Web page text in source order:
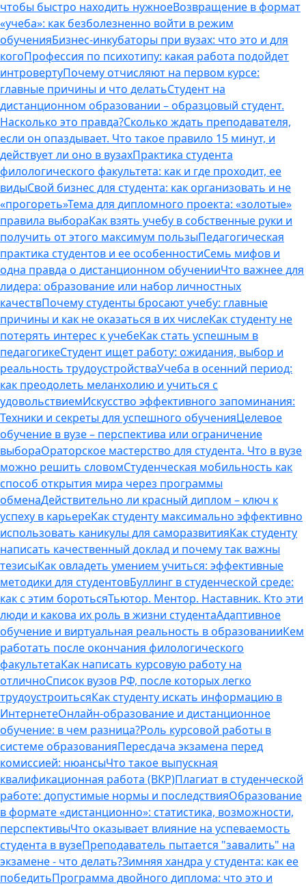
чтобы быстро находить нужноеВозвращение в формат
«учеба»: как безболезненно войти в режим
обученияБизнес-инкубаторы при вузах: что это и для
когоПрофессия по психотипу: какая работа подойдет
интровертуПочему отчисляют на первом курсе:
главные причины и что делатьСтудент на
дистанционном образовании – образцовый студент.
Насколько это правда?Сколько ждать преподавателя,
если он опаздывает. Что такое правило 15 минут, и
действует ли оно в вузахПрактика студента
филологического факультета: как и где проходит, ее
видыСвой бизнес для студента: как организовать и не
«прогореть»Тема для дипломного проекта: «золотые»
правила выбораКак взять учебу в собственные руки и
получить от этого максимум пользыПедагогическая
практика студентов и ее особенностиСемь мифов и
одна правда о дистанционном обученииЧто важнее для
лидера: образование или набор личностных
качествПочему студенты бросают учебу: главные
причины и как не оказаться в их числеКак студенту не
потерять интерес к учебеКак стать успешным в
педагогикеСтудент ищет работу: ожидания, выбор и
реальность трудоустройстваУчеба в осенний период:
как преодолеть меланхолию и учиться с
удовольствиемИскусство эффективного запоминания:
Техники и секреты для успешного обученияЦелевое
обучение в вузе – перспектива или ограничение
выбораОраторское мастерство для студента. Что в вузе
можно решить словомСтуденческая мобильность как
способ открытия мира через программы
обменаДействительно ли красный диплом – ключ к
успеху в карьереКак студенту максимально эффективно
использовать каникулы для саморазвитияКак студенту
написать качественный доклад и почему так важны
тезисыКак овладеть умением учиться: эффективные
методики для студентовБуллинг в студенческой среде:
как с этим боротьсяТьютор. Ментор. Наставник. Кто эти
люди и какова их роль в жизни студентаАдаптивное
обучение и виртуальная реальность в образованииКем
работать после окончания филологического
факультетаКак написать курсовую работу на
отличноСписок вузов РФ, после которых легко
трудоустроитьсяКак студенту искать информацию в
ИнтернетеОнлайн-образование и дистанционное
обучение: в чем разница?Роль курсовой работы в
системе образованияПересдача экзамена перед
комиссией: нюансыЧто такое выпускная
квалификационная работа (ВКР)Плагиат в студенческой
работе: допустимые нормы и последствияОбразование
в формате «дистанционно»: статистика, возможности,
перспективыЧто оказывает влияние на успеваемость
студента в вузеПреподаватель пытается "завалить" на
экзамене - что делать?Зимняя хандра у студента: как ее
победитьПрограмма двойного диплома: что это и